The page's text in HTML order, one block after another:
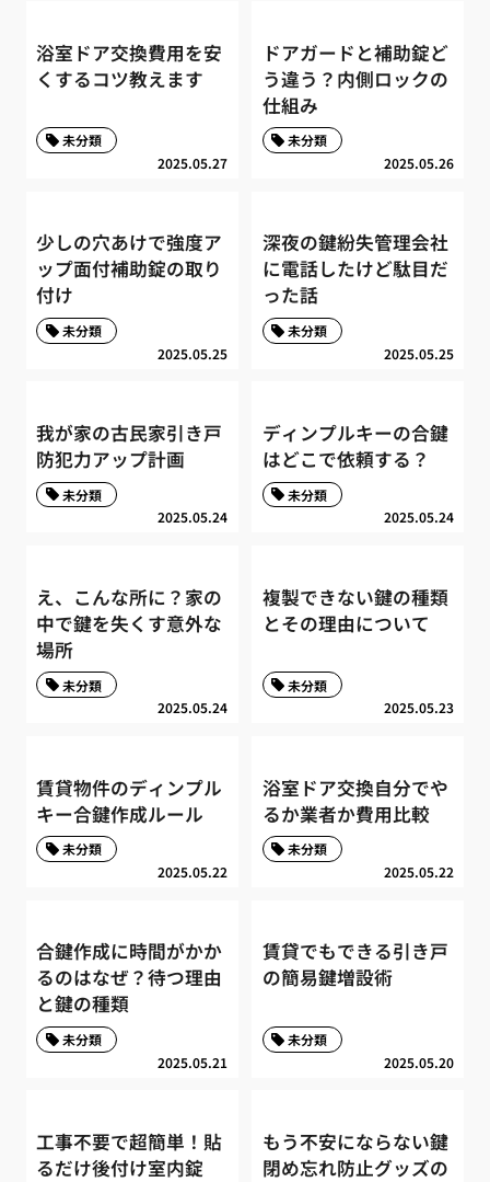
浴室ドア交換費用を安
くするコツ教えます
2025.05.27
未分類
ドアガードと補助錠ど
う違う？内側ロックの
仕組み
2025.05.26
未分類
少しの穴あけで強度ア
ップ面付補助錠の取り
付け
2025.05.25
未分類
深夜の鍵紛失管理会社
に電話したけど駄目だ
った話
2025.05.25
未分類
我が家の古民家引き戸
防犯力アップ計画
2025.05.24
未分類
ディンプルキーの合鍵
はどこで依頼する？
2025.05.24
未分類
え、こんな所に？家の
中で鍵を失くす意外な
場所
2025.05.24
未分類
複製できない鍵の種類
とその理由について
2025.05.23
未分類
賃貸物件のディンプル
キー合鍵作成ルール
2025.05.22
未分類
浴室ドア交換自分でや
るか業者か費用比較
2025.05.22
未分類
合鍵作成に時間がかか
るのはなぜ？待つ理由
と鍵の種類
2025.05.21
未分類
賃貸でもできる引き戸
の簡易鍵増設術
2025.05.20
未分類
工事不要で超簡単！貼
るだけ後付け室内錠
もう不安にならない鍵
閉め忘れ防止グッズの